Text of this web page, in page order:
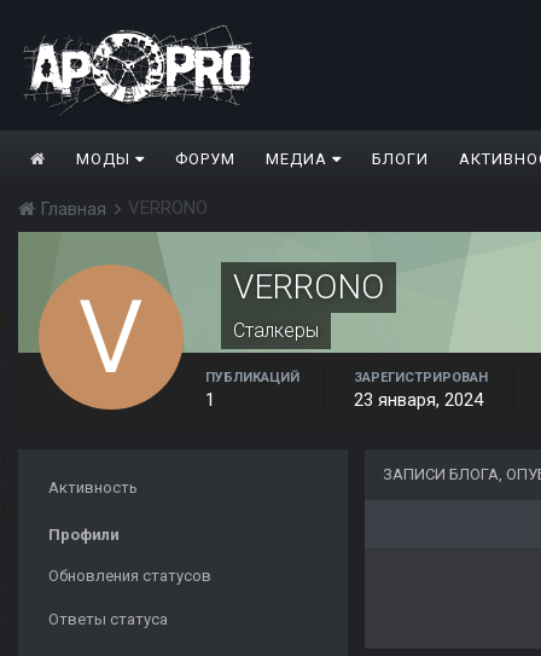
МОДЫ ФОРУМ МЕДИА БЛОГИ
Главная VERRONO
VERRONO
Сталкеры
ПУБЛИКАЦИЙ
1
ЗАРЕГИСТРИРОВАН
23 января, 2024
Активность
Профили
Обновления статусов
Ответы статуса
ЗАПИСИ БЛОГА,